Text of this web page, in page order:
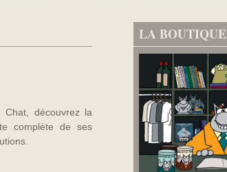
Chat, découvrez la
complète de ses
LA BOUTIQUE